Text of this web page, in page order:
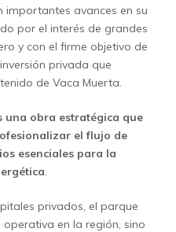
importantes avances en su
por el interés de grandes
y con el firme objetivo de
privada que
de Vaca Muerta.
una obra estratégica que
el flujo de
esenciales para la
.
privados, el parque
en la región, sino